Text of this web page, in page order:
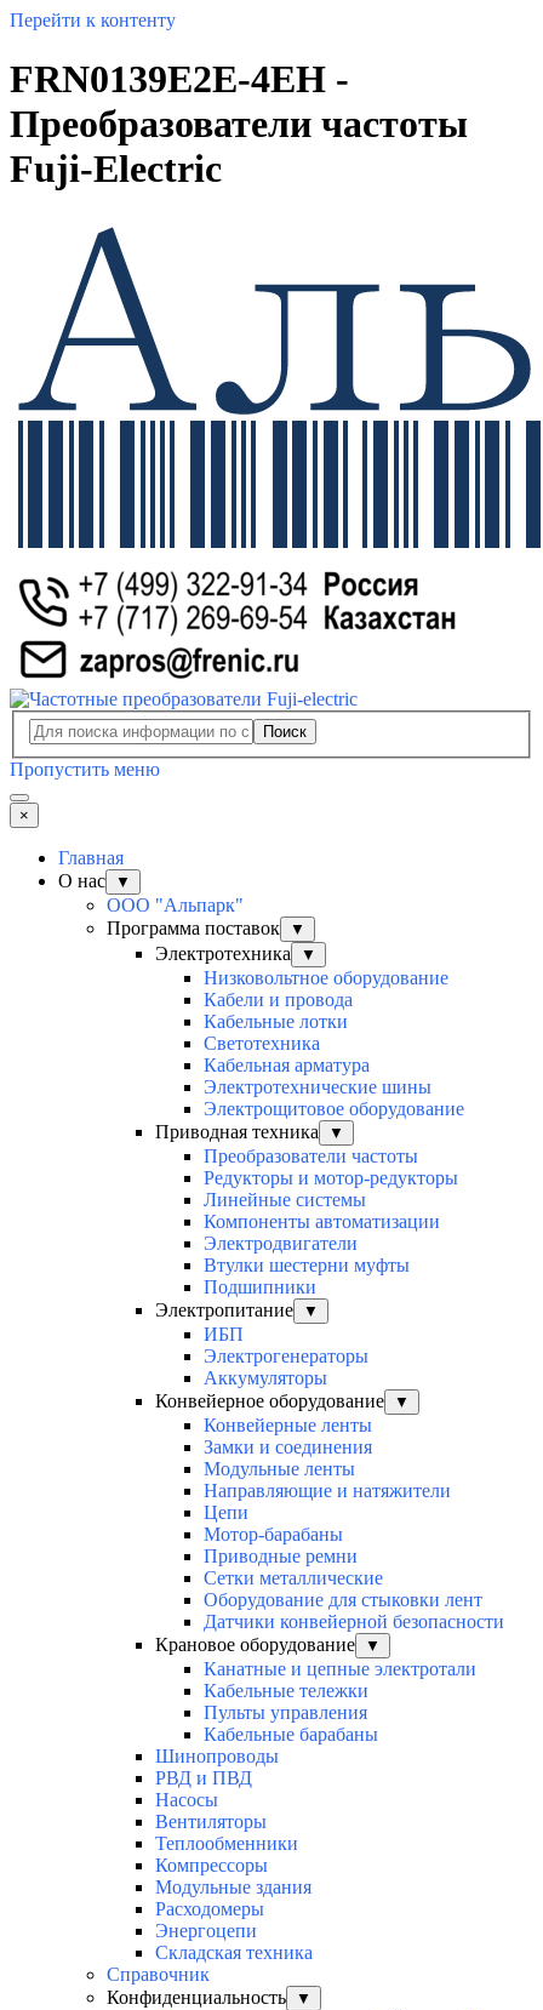
Перейти к контенту
FRN0139E2E-4EH -
Преобразователи частоты
Fuji-Electric
Поиск
Пропустить меню
×
Главная
О нас
▼
ООО "Альпарк"
Программа поставок
▼
Электротехника ▼
Низковольтное оборудование
Кабели и провода
Кабельные лотки
Светотехника
Кабельная арматура
Электротехнические шины
Электрощитовое оборудование
Приводная техника
▼
Преобразователи частоты
Редукторы и мотор-редукторы
Линейные системы
Компоненты автоматизации
Электродвигатели
Втулки шестерни муфты
Подшипники
Электропитание
▼
ИБП
Электрогенераторы
Аккумуляторы
Конвейерное оборудование
▼
Конвейерные ленты
Замки и соединения
Модульные ленты
Направляющие и натяжители
Цепи
Мотор-барабаны
Приводные ремни
Сетки металлические
Оборудование для стыковки лент
Датчики конвейерной безопасности
Крановое оборудование
▼
Канатные и цепные электротали
Кабельные тележки
Пульты управления
Кабельные барабаны
Шинопроводы
РВД и ПВД
Насосы
Вентиляторы
Теплообменники
Компрессоры
Модульные здания
Расходомеры
Энергоцепи
Складская техника
Справочник
Конфиденциальность
▼